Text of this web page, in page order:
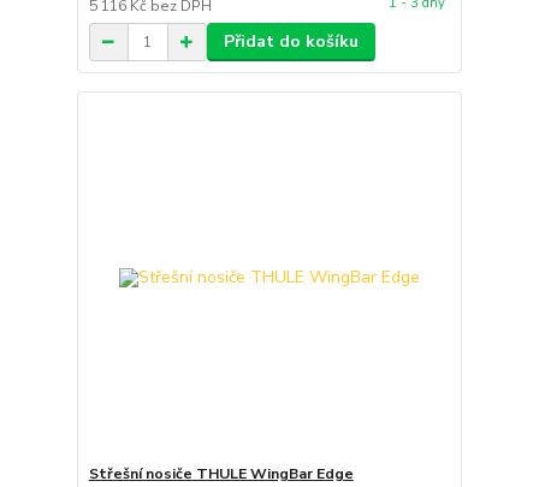
5 116 Kč bez DPH
Přidat do košíku
Střešní nosiče THULE WingBar Edge